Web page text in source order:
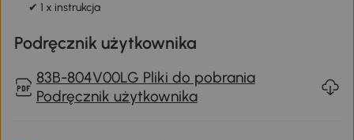
✔ 1 x instrukcja
Podręcznik użytkownika
83B-804V00LG Pliki do pobrania
Podręcznik użytkownika